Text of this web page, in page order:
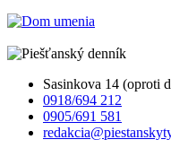
Sasinkova 14 (oproti
0918/694 212
0905/691 581